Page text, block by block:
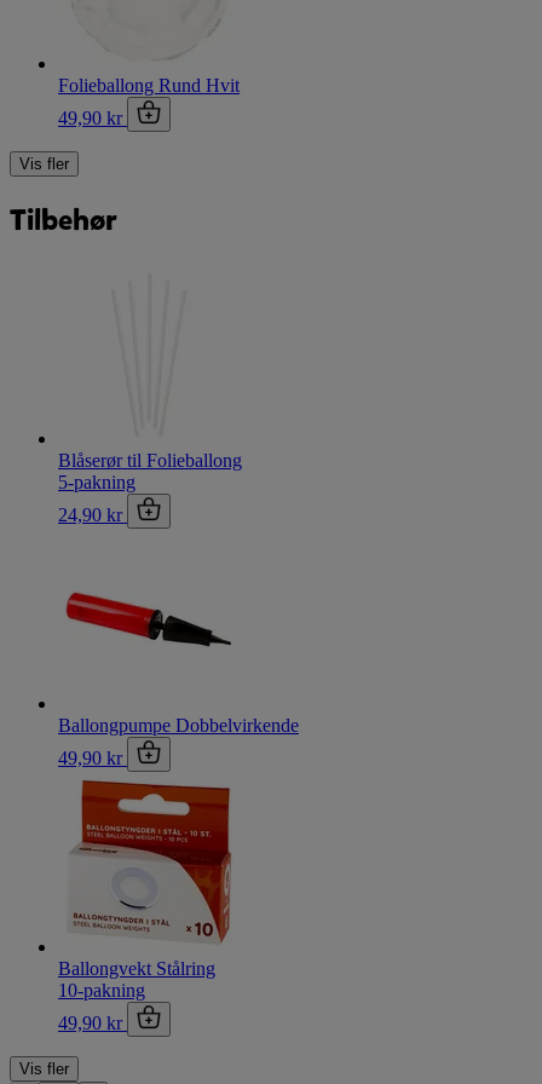
Folieballong Rund Hvit
49,90 kr
Vis fler
Tilbehør
Blåserør til Folieballong
5-pakning
24,90 kr
Ballongpumpe Dobbelvirkende
49,90 kr
Ballongvekt Stålring
10-pakning
49,90 kr
Vis fler